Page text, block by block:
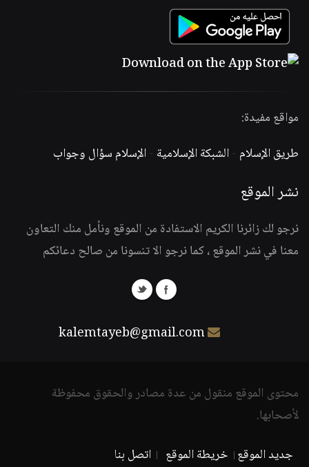
مواقع مفيدة:
طريق الإسلام -الشبكة الإسلامية -الإسلام سؤال وجواب
نشر الموقع
نرجو لك زائرنا الكريم الاستفادة من الموقع ونأمل منك التعاون
معنا في نشر الموقع ، كما نرجو الا تنسونا من صالح دعائكم
kalemtayeb@gmail.com
محتوى الموقع منقول من عدة مصادر والحقوق محفوظة
لأصحابها.
جديد الموقع خريطة الموقع اتصل بنا